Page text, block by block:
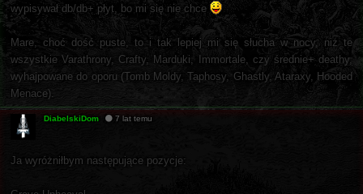
wypisywał db/db+ płyt, bo mi się nie chce
Mare, choć dość puste, to i tak lepiej mi się słucha w nocy, niż te
wszystkie Varathrony, Crafty, Marduki, Immortale, czy średnie+ deathy,
wyhajpowane do oporu (Tomb Moldy, Taphosy, Ghastly, Ataraxy, Hooded
Menace).
DiabelskiDom 7 lat temu
Ja wyróżniłbym następujące pozycje: